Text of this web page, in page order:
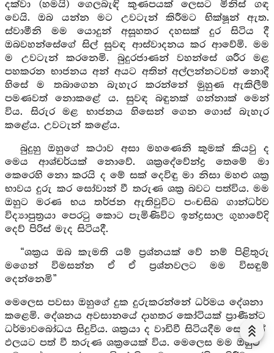
දක්වා (හමයි) ගෙලබැඳි කුණපයක් ලෙසට මිනිස් ගඳ
වෙයි. ඔබ යන්න මට උවටැන් කිරීමට භික්ෂූන් ඇත.
ස්වාමීනි මම යොදුන් අසූහතර දහසක් දුර සිටිය දී
ඔබවහන්සේගේ සිල් සුවඳ ආස්වාදනය කර ආවේමි. මම
ම උවටැන් කරනෙමි. බුදුරජාණන් වහන්සේ ශරීර මළ
පහකරන භාජනය අන් අයට අතින් අල්ලන්නටවත් නොදී
හිසේ ම තබාගෙන බැහැර කරන්නේ මුහුණ ඇකිලීම්
පමණවත් නොකළේ ය. සුවඳ බඳුනක් ගන්නාක් මෙන්
විය. සිරුර මළ භාජනය හිසෙන් ගෙන ගොස් බැහැර
කළේය. උවටැන් කළේය.
බුදුහු ඔහුගේ කථාව අසා මහණෙනි කුමක් කියවු ද
මෙය ආශ්චර්යක් නොවේ. ශක්‍රදේවේන්ද්‍ර තෙමේ මා
කෙරෙහි නො කරයි ද මේ සක් දෙවිඳු මා නිසා මහළු ශක්‍ර
භාවය දුරු කර සෝවාන් වී තරුණ ශක්‍ර බවට පත්විය. මම
ඔහුට මරණ භය තර්ජන ඇතිවුවිට පංචසිඛ ගාන්ධර්ව
විද්‍යාපුත්‍රයා පෙරටු කොට පැමිණිවිට ඉන්ද්‍රසාල ගුහාවේදි
දෙව් පිරිස් මැද සිටියදී.
“ශක්‍රය ඔබ කැමති යම් ප්‍රශ්නයක් වේ නම් පිළිතුරු
මගෙන් විමසන්න ඒ ඒ ප්‍රශ්නවලට මම විසඳුම්
දෙන්නෙමි”
මෙලෙස පවසා ඔහුගේ දුක දුරුකරන්නේ ධර්මය දේශනා
කළෙමි. දේශනය අවසානයේ දාහතර කෝටියක් ප්‍රාණීන්ට
ධර්මාවබෝධය සිදුවිය. ශක්‍රයා ද වාඩිවී සිටියදීම සෝවාන්
ඵලයට පත් වී තරුණ ශක්‍රයෙක් විය. මෙලෙස මම ඔහුට